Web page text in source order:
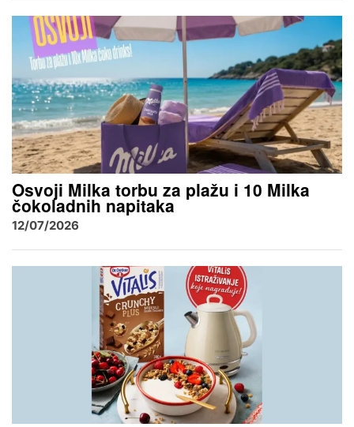
Osvoji Milka torbu za plažu i 10 Milka
čokoladnih napitaka
12/07/2026